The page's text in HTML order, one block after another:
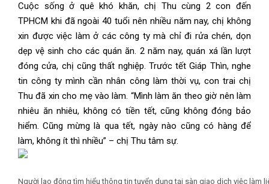
Cuộc sống ở quê khó khăn, chị Thu cùng 2 con đến
TPHCM khi đã ngoài 40 tuổi nên nhiều năm nay, chị không
xin được việc làm ở các công ty mà chỉ đi rửa chén, dọn
dẹp vệ sinh cho các quán ăn. 2 năm nay, quán xá lần lượt
đóng cửa, chị cũng thất nghiệp. Trước tết Giáp Thìn, nghe
tin công ty mình cần nhân công làm thời vụ, con trai chị
Thu đã xin cho mẹ vào làm. “Mình làm ăn theo giờ nên làm
nhiêu ăn nhiêu, không có tiền tết, cũng không đóng bảo
hiểm. Cũng mừng là qua tết, ngày nào cũng có hàng để
làm, không ít thì nhiều” – chị Thu tâm sự.
Người lao động tìm hiểu thông tin tuyển dụng tại sàn giao dịch việc làm